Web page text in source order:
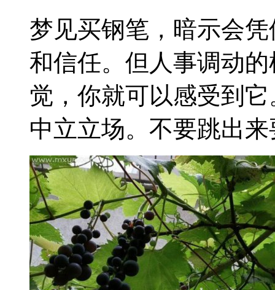
梦见买钢笔，暗示会
和信任。但人事调动
觉，你就可以感受到
中立立场。不要跳出